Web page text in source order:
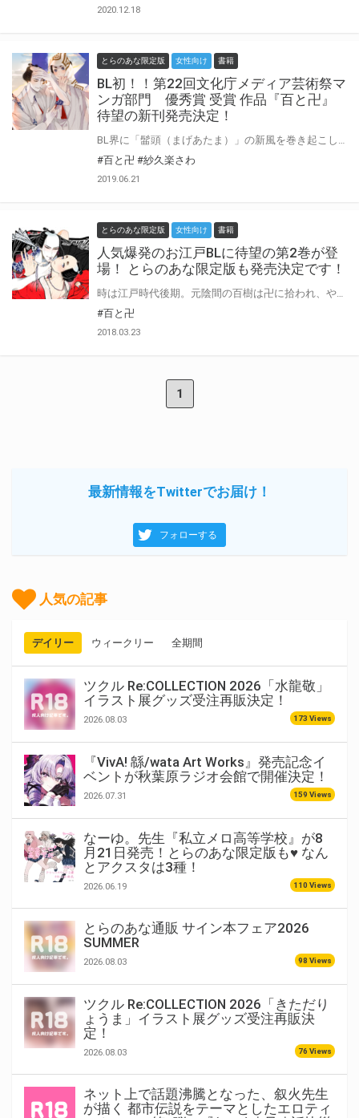
2020.12.18
とらのあな限定版 女性向け 書籍
BL初！！第22回文化庁メディア芸術祭マ
ンガ部門 優秀賞 受賞 作品『百と卍』
待望の新刊発売決定！
#百と卍 #紗久楽さわ
2019.06.21
とらのあな限定版 女性向け 書籍
人気爆発のお江戸BLに待望の第2巻が登
場！ とらのあな限定版も発売決定です！
#百と卍
2018.03.23
1
最新情報をTwitterでお届け！
フォローする
人気の記事
デイリー ウィークリー 全期間
ツクル Re:COLLECTION 2026「水龍敬」
イラスト展グッズ受注再販決定！
2026.08.03 173 Views
『VivA! 緜/wata Art Works』発売記念イ
ベントが秋葉原ラジオ会館で開催決定！
2026.07.31 159 Views
なーゆ。先生『私立メロ高等学校』が8
月21日発売！とらのあな限定版も♥ なん
とアクスタは3種！
2026.06.19 110 Views
とらのあな通販 サイン本フェア2026
SUMMER
2026.08.03 98 Views
ツクル Re:COLLECTION 2026「きただり
ょうま」イラスト展グッズ受注再販決
定！
2026.08.03 76 Views
ネット上で話題沸騰となった、叙火先生
が描く 都市伝説をテーマとしたエロティ